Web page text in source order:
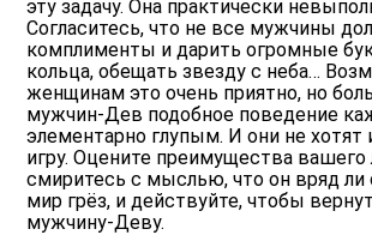
эту задачу. Она практически
Согласитесь, что не все мужчины
комплименты и дарить огромные
кольца, обещать звезду с неба…
женщинам это очень приятно, но
мужчин-Дев подобное поведение
элементарно глупым. И они не хотят
игру. Оцените преимущества
смиритесь с мыслью, что он вряд ли
мир грёз, и действуйте, чтобы
мужчину-Деву.